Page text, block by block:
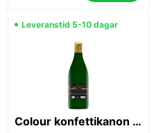
Leveranstid 5-10 dagar
Colour konfettikanon 28 cm